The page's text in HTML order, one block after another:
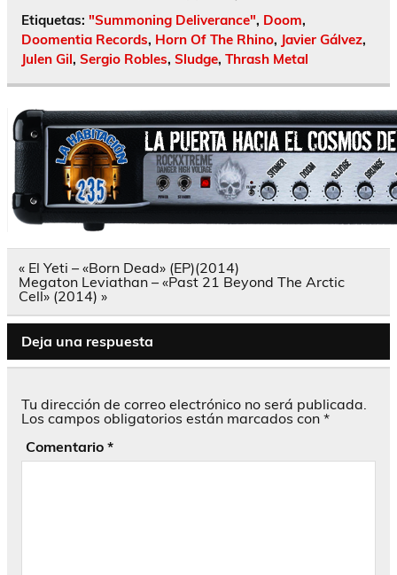
Etiquetas: "Summoning Deliverance", Doom,
Doomentia Records, Horn Of The Rhino, Javier Gálvez,
Julen Gil, Sergio Robles, Sludge, Thrash Metal
Navegación
de
entradas
« El Yeti – «Born Dead» (EP)(2014)
Megaton Leviathan – «Past 21 Beyond The Arctic
Cell» (2014) »
Deja una respuesta
Tu dirección de correo electrónico no será publicada.
Los campos obligatorios están marcados con *
Comentario *